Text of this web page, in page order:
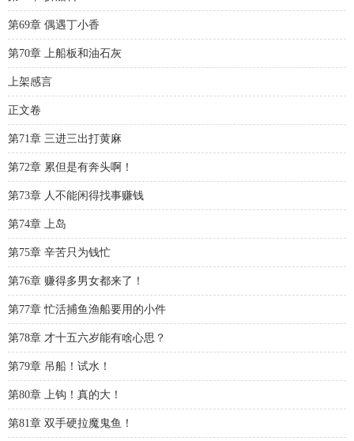
第69章 偶遇丁小香
第70章 上船板和油石灰
上架感言
正文卷
第71章 三进三出打黄麻
第72章 累但是有奔头啊！
第73章 人不能闲得找事赚钱
第74章 上岛
第75章 辛苦只为钱忙
第76章 赚得多男女都来了！
第77章 忙活捕鱼渔船要用的小件
第78章 才十五六岁能有啥心思？
第79章 吊船！试水！
第80章 上钩！真的大！
第81章 双手硬拉魔鬼鱼！